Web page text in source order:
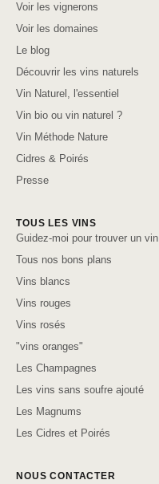
Voir les vignerons
Voir les domaines
Le blog
Découvrir les vins naturels
Vin Naturel, l'essentiel
Vin bio ou vin naturel ?
Vin Méthode Nature
Cidres & Poirés
Presse
TOUS LES VINS
Guidez-moi pour trouver un vin
Tous nos bons plans
Vins blancs
Vins rouges
Vins rosés
"vins oranges"
Les Champagnes
Les vins sans soufre ajouté
Les Magnums
Les Cidres et Poirés
NOUS CONTACTER